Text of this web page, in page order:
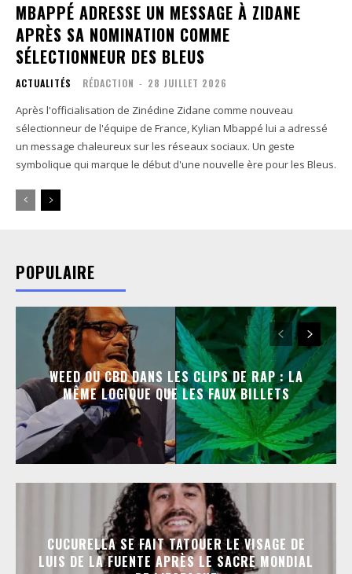
MBAPPÉ ADRESSE UN MESSAGE À ZIDANE
APRÈS SA NOMINATION COMME
SÉLECTIONNEUR DES BLEUS
ACTUALITÉS RÉDACTION - 28 JUILLET 2026
Après l'officialisation de Zinédine Zidane comme nouveau
sélectionneur de l'équipe de France, Kylian Mbappé lui a adressé
un message chaleureux sur les réseaux sociaux. Un geste
symbolique qui marque le début d'une nouvelle ère pour les Bleus.
POPULAIRE
WEED OU CBD DANS LES CLIPS DE RAP : LA
MÊME LOGIQUE QUE LES FAUX BILLETS
CUCURELLA SE FAIT TATOUER LE VISAGE DE
LUIS DE LA FUENTE APRÈS LE SACRE MONDIAL